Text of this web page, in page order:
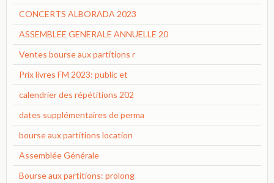
CONCERTS ALBORADA 2023
ASSEMBLEE GENERALE ANNUELLE 20
Ventes bourse aux partitions r
Prix livres FM 2023: public et
calendrier des répétitions 202
dates supplémentaires de perma
bourse aux partitions location
Assemblée Générale
Bourse aux partitions: prolong